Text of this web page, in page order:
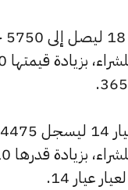
عيار 14.